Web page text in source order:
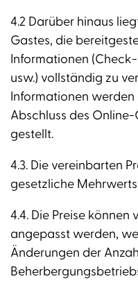
4.2 Darüber hinaus
Gastes, die
Informationen
usw.) vollständig zu
Informationen
Abschluss des
gestellt.
4.3. Die vereinbarten
gesetzliche
4.4. Die Preise
angepasst werden,
Änderungen der